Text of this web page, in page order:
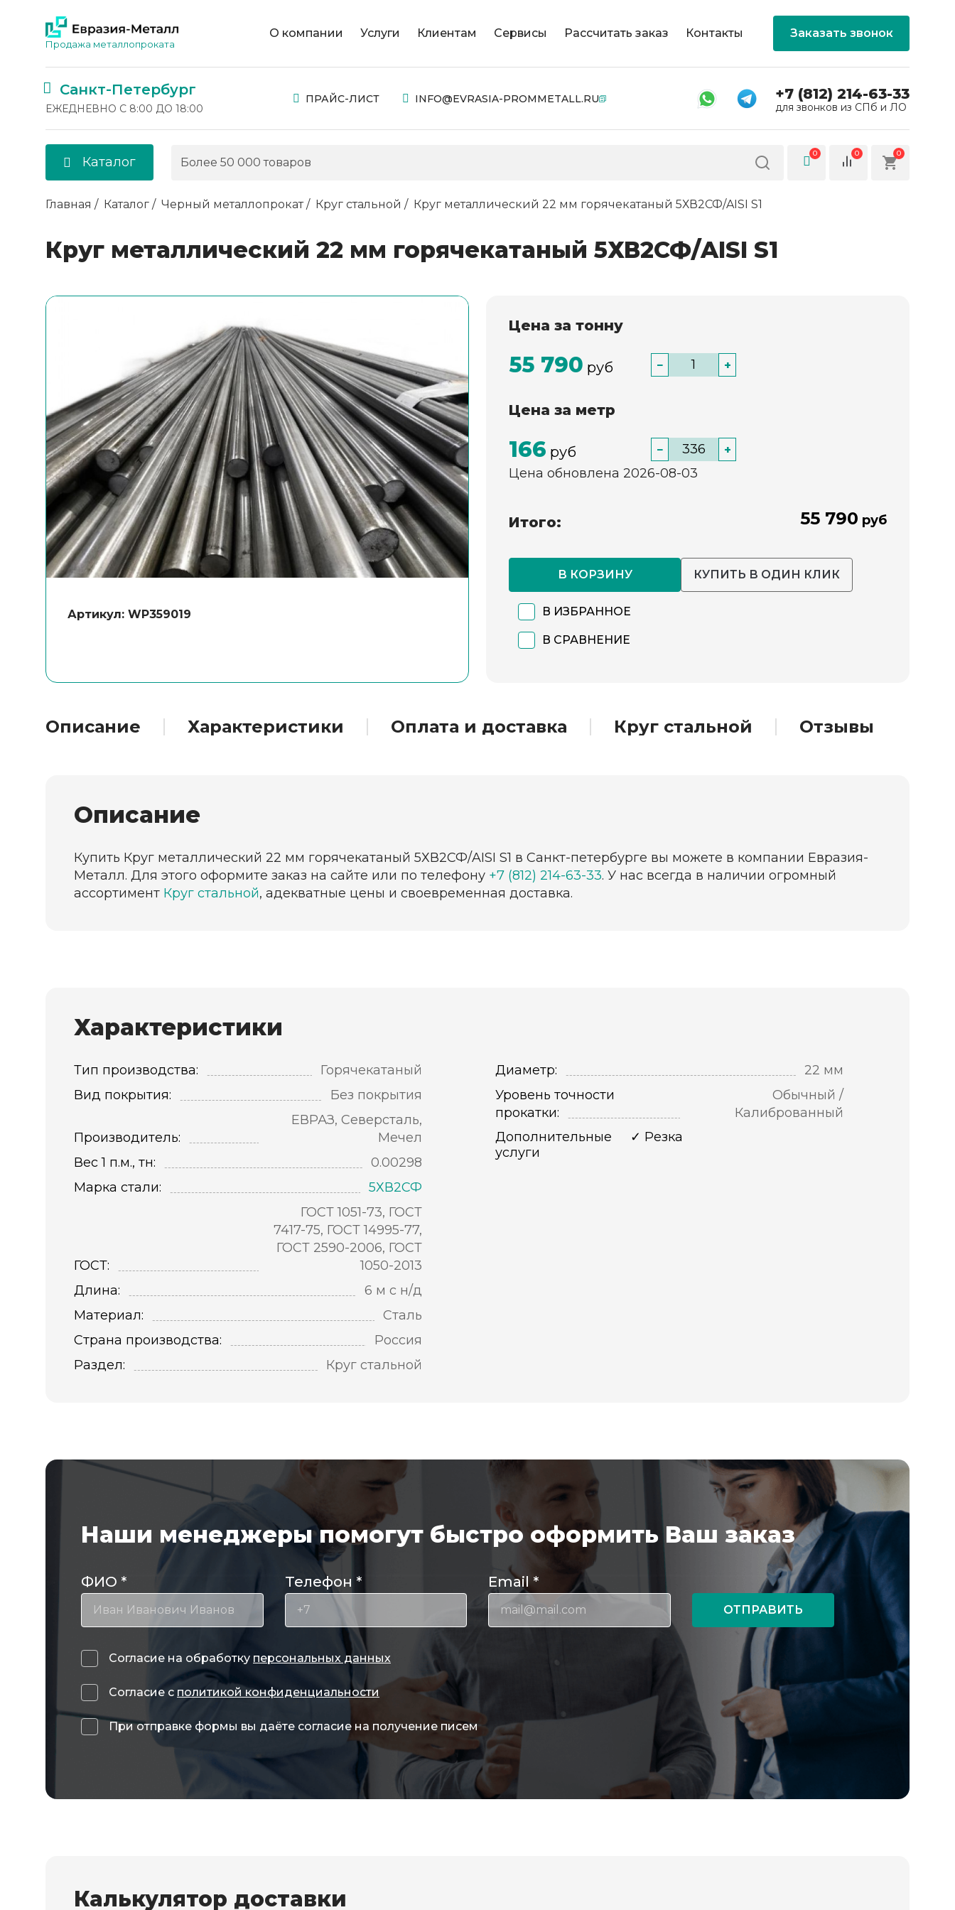
Продажа металлопроката
О компании Услуги Клиентам Сервисы Рассчитать заказ Контакты Заказать звонок
Санкт-Петербург
ЕЖЕДНЕВНО С 8:00 ДО 18:00
ПРАЙС-ЛИСТ INFO@EVRASIA-PROMMETALL.RU +7 (812) 214-63-33
для звонков из СПб и ЛО
Каталог
0 0 0
Главная Каталог Черный металлопрокат Круг стальной Круг металлический 22 мм горячекатаный 5ХВ2СФ/AISI S1
Круг металлический 22 мм горячекатаный 5ХВ2СФ/AISI S1
Артикул: WP359019
Цена за тонну
55 790 руб − +
Цена за метр
166 руб − +
Цена обновлена 2026-08-03
Итого: 55 790 руб
В КОРЗИНУ КУПИТЬ В ОДИН КЛИК
В ИЗБРАННОЕ
В СРАВНЕНИЕ
Описание Характеристики Оплата и доставка Круг стальной Отзывы
Описание
Купить Круг металлический 22 мм горячекатаный 5ХВ2СФ/AISI S1 в Санкт-петербурге вы можете в компании Евразия-
Металл. Для этого оформите заказ на сайте или по телефону +7 (812) 214-63-33. У нас всегда в наличии огромный
ассортимент Круг стальной, адекватные цены и своевременная доставка.
Характеристики
Тип производства:
Горячекатаный
Вид покрытия:
Без покрытия
Производитель:
ЕВРАЗ, Северсталь,
Мечел
Вес 1 п.м., тн:
0.00298
Марка стали:
5ХВ2СФ
ГОСТ:
ГОСТ 1051-73, ГОСТ
7417-75, ГОСТ 14995-77,
ГОСТ 2590-2006, ГОСТ
1050-2013
Длина:
6 м с н/д
Материал:
Сталь
Страна производства:
Россия
Раздел:
Круг стальной
Диаметр:
22 мм
Уровень точности
прокатки:
Обычный /
Калиброванный
Дополнительные
услуги
Резка
Наши менеджеры помогут быстро оформить Ваш заказ
ФИО * Телефон * Email *
ОТПРАВИТЬ
Согласие на обработку персональных данных
Согласие с политикой конфиденциальности
При отправке формы вы даёте согласие на получение писем
Калькулятор доставки